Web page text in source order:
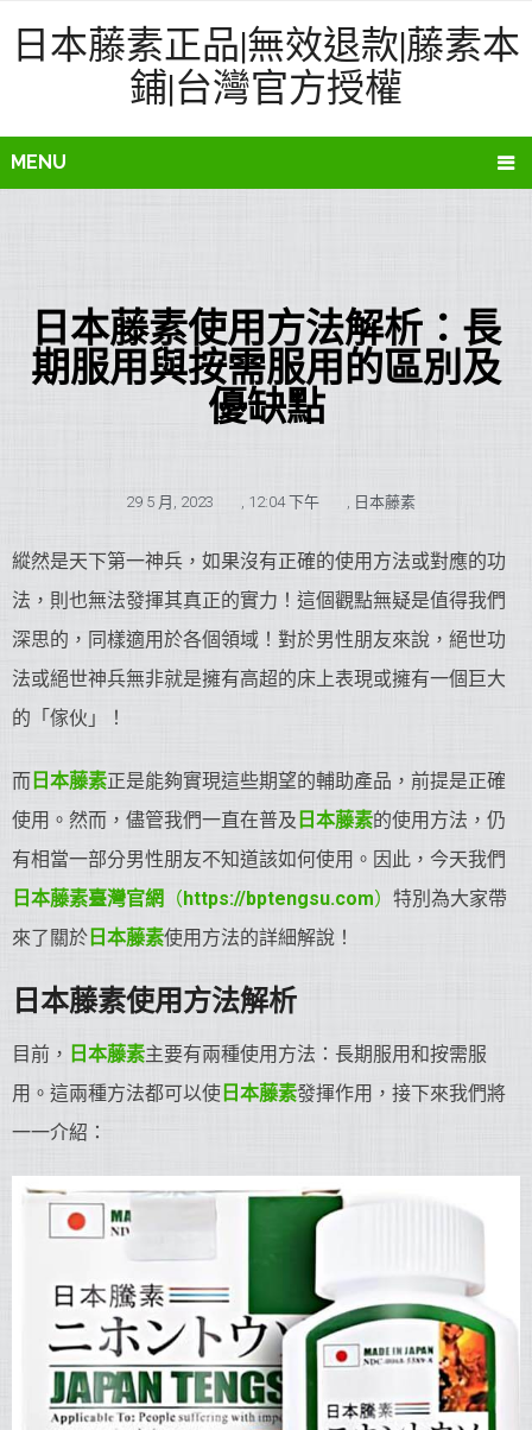
日本藤素正品|無效退款|藤素本
鋪|台灣官方授權
MENU
日本藤素使用方法解析：長
期服用與按需服用的區別及
優缺點
29 5 月, 2023 , 12:04 下午 , 日本藤素
縱然是天下第一神兵，如果沒有正確的使用方法或對應的功
法，則也無法發揮其真正的實力！這個觀點無疑是值得我們
深思的，同樣適用於各個領域！對於男性朋友來說，絕世功
法或絕世神兵無非就是擁有高超的床上表現或擁有一個巨大
的「傢伙」！
而 日本藤素正是能夠實現這些期望的輔助產品，前提是正確
使用。然而，儘管我們一直在普及 日本藤素的使用方法，仍
有相當一部分男性朋友不知道該如何使用。因此，今天我們
日本藤素臺灣官網
（https://bptengsu.com） 特別為大家帶
來了關於 日本藤素使用方法的詳細解說！
日本藤素使用方法解析
目前， 日本藤素主要有兩種使用方法：長期服用和按需服
用。這兩種方法都可以使 日本藤素發揮作用，接下來我們將
一一介紹：